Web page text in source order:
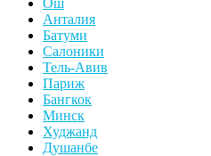
Анталия
Батуми
Салоники
Тель-Авив
Париж
Бангкок
Минск
Худжанд
Душанбе